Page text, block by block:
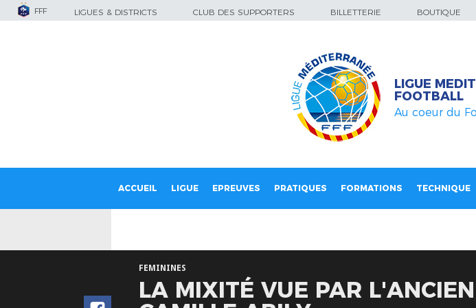
FFF LIGUES & DISTRICTS CLUB DES SUPPORTERS BILLETTERIE BOUTIQUE
LIGUE
FOOTBALL
Au coeur du
ACCUEIL LIGUE EPREUVES PRATIQUES FORMATIONS TECHNIQUE
FEMININES
LA MIXITÉ VUE PAR